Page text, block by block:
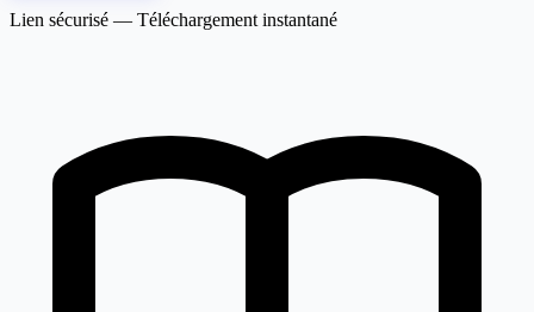
Lien sécurisé — Téléchargement instantané